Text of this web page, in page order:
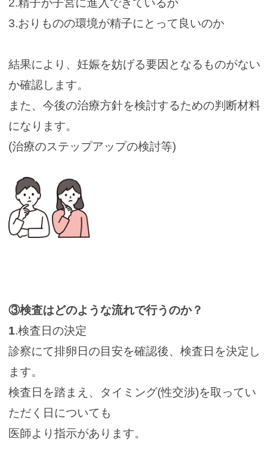
2.精子が子宮に進入できているか
3.おりものの環境が精子にとって良いのか
結果により、妊娠を妨げる要因となるものがない
か確認します。
また、今後の治療方針を検討するための判断材料
になります。
(治療のステップアップの検討等)
③検査はどのような流れで行うのか？
1.検査日の決定
診察にて排卵日の目安を確認後、検査日を決定し
ます。
検査日を踏まえ、タイミング(性交渉)を取ってい
ただく日についても
医師より指示があります。